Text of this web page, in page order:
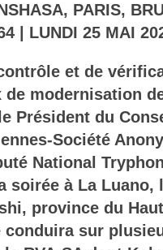
PARIS,
| LUNDI 25 MAI
et de
de modernisation
Président du
Société
National
soirée à La Luano,
province du
conduira sur